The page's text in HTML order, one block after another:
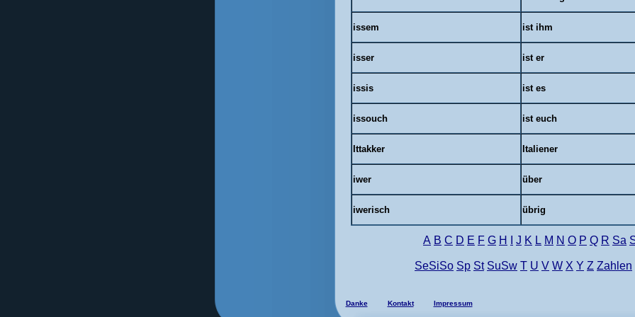
issem ist ihm
isser ist er
issis ist es
issouch ist euch
Ittakker Italiener
iwer über
iwerisch übrig
A B C D E F G H J K L M N O P Q R Sa
SeSiSo Sp St SuSw T U V W X Y Z Zahlen
Danke Kontakt Impressum